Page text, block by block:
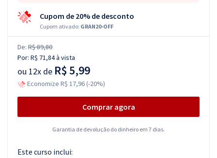
Cupom de 20% de desconto
Cupom ativado: GRAN20-OFF
De: R$ 89,80
Por: R$ 71,84à vista
ou 12x de R$ 5,99
Economize R$ 17,96 (-20%)
Comprar agora
Garantia de devolução do dinheiro em 7 dias.
Este curso inclui: